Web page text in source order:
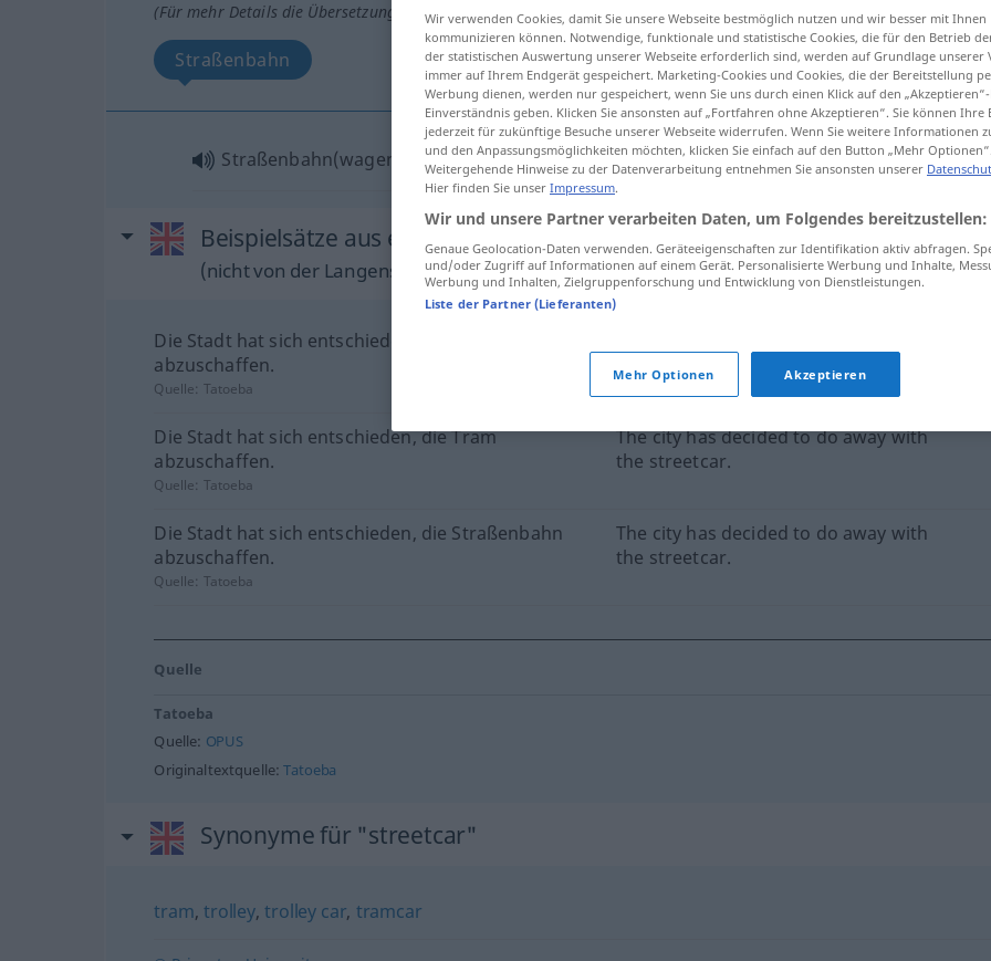
(Für mehr Details die Übersetzung anklicken/antippen)
Straßenbahn
Straßenbahn(wagen f streetcar
Beispielsätze aus externen Quellen für "streetcar"
(nicht von der Langenscheidt Redaktion geprüft)
Die Stadt hat sich entschieden, die Trambahn
abzuschaffen.
the streetcar.
Quelle: Tatoeba
Die Stadt hat sich entschieden, die Tram
abzuschaffen.
The city has decided to do away with
the streetcar.
Quelle: Tatoeba
Die Stadt hat sich entschieden, die Straßenbahn
abzuschaffen.
The city has decided to do away with
the streetcar.
Quelle: Tatoeba
Quelle
Tatoeba
Quelle: OPUS
Originaltextquelle:Tatoeba
Synonyme für "streetcar"
tram,trolley,trolley car, tramcar
Wir verwenden Cookies, damit Sie unsere Webseite bestmöglich nutzen und wir besser mit Ihnen
kommunizieren können. Notwendige, funktionale und statistische Cookies, die für den Betrieb
der statistischen Auswertung unserer Webseite erforderlich sind, werden auf Grundlage unserer
immer auf Ihrem Endgerät gespeichert. Marketing-Cookies und Cookies, die der Bereitstellung
Werbung dienen, werden nur gespeichert, wenn Sie uns durch einen Klick auf den
Einverständnis geben. Klicken Sie ansonsten auf „Fortfahren ohne Akzeptieren“. Sie können Ihre
jederzeit für zukünftige Besuche unserer Webseite widerrufen. Wenn Sie weitere Informationen
und den Anpassungsmöglichkeiten möchten, klicken Sie einfach auf den Button „Mehr Optionen“.
Weitergehende Hinweise zu der Datenverarbeitung entnehmen Sie ansonsten unserer
Hier finden Sie unser Impressum.
Wir und unsere Partner verarbeiten Daten, um Folgendes bereitzustellen:
Genaue Geolocation-Daten verwenden. Geräteeigenschaften zur Identifikation aktiv abfragen.
und/oder Zugriff auf Informationen auf einem Gerät. Personalisierte Werbung und Inhalte,
Werbung und Inhalten, Zielgruppenforschung und Entwicklung von Dienstleistungen.
Liste der Partner (Lieferanten)
Mehr Optionen Akzeptieren